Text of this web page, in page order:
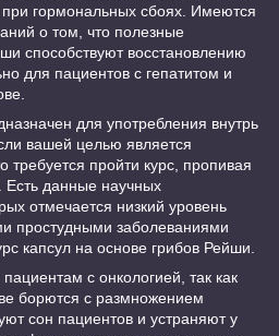
при гормональных сбоях. Имеются
о том, что полезные
способствуют восстановлению
для пациентов с гепатитом и
для употребления внутрь
вашей целью является
требуется пройти курс, пропивая
Есть данные научных
отмечается низкий уровень
простудными заболеваниями
капсул на основе грибов Рейши.
с онкологией, так как
борются с размножением
сон пациентов и устраняют у